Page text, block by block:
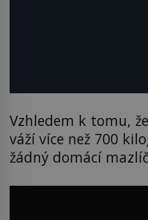
Vzhledem k tomu,
váží více než 700
žádný domácí